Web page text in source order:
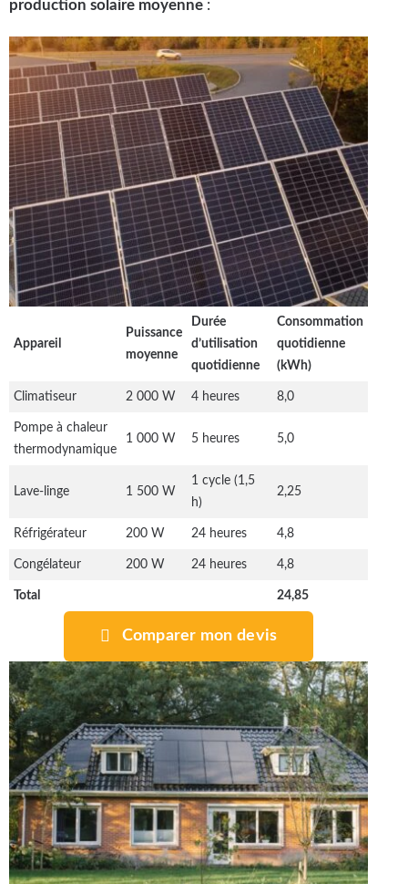
production solaire moyenne:
Appareil
Puissance
moyenne
Durée
d’utilisation
quotidienne
Consommation
quotidienne
(kWh)
Climatiseur 2 000 W 4 heures 8,0
Pompe à chaleur
thermodynamique
1 000 W 5 heures 5,0
Lave-linge 1 500 W
1 cycle (1,5
h)
2,25
Réfrigérateur 200 W 24 heures 4,8
Congélateur 200 W 24 heures 4,8
Total 24,85
Comparer mon devis